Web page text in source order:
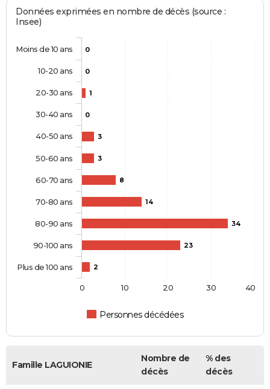
Données exprimées en nombre de décès (source :
Insee)
0
0
1
0
3
3
8
14
34
23
2
Personnes décédées
Moins de 10 ans
10-20 ans
20-30 ans
30-40 ans
40-50 ans
50-60 ans
60-70 ans
70-80 ans
80-90 ans
90-100 ans
Plus de 100 ans
0 10 20 30 40
Famille LAGUIONIE
Nombre de
décès
% des
décès